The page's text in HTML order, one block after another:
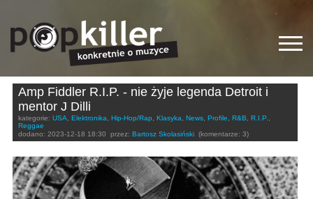
Amp Fiddler R.I.P. - nie żyje legenda Detroit i
mentor J Dilli
kategorie: USA, Elektronika, Hip-Hop/Rap, Klasyka, News, Profile, R&B, R.I.P.,
Reggae
dodano: 2023-12-18 18:30 przez: Bartosz Skolasiński (komentarze: 3)